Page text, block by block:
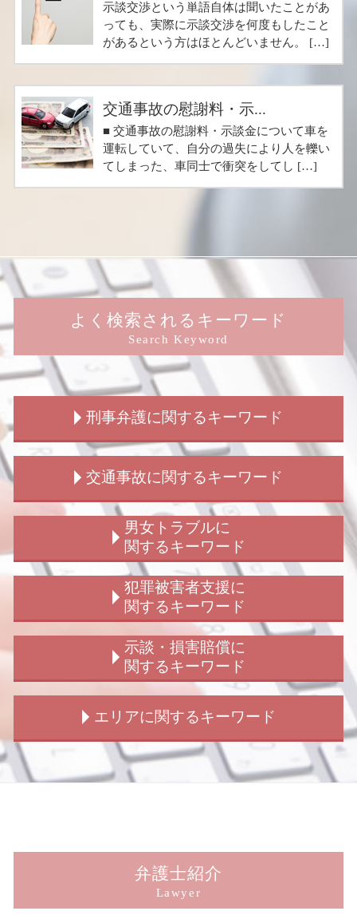
示談交渉という単語自体は聞いたことがあ
っても、実際に示談交渉を何度もしたこと
があるという方はほとんどいません。 […]
交通事故の慰謝料・示...
■ 交通事故の慰謝料・示談金について車を
運転していて、自分の過失により人を轢い
てしまった、車同士で衝突をしてし […]
よく検索されるキーワード
Search Keyword
刑事弁護に関するキーワード
刑事事件 加害者 個人情報
刑事弁護
刑事弁護 被害者
不同意性交等罪 構成要件
強盗未遂 量刑
刑事弁護 被害者対応
撮影罪 初犯
刑事弁護 どこまで
拘禁刑 わかりやすく
刑事弁護 弁護士
刑事事件 訴える
刑事事件 判決 種類
拘禁刑 懲役 違い
刑事事件 加害者 弁護士
刑事事件 時効
交通事故に関するキーワード
交通事故 示談交渉 弁護士 期間
交通事故 相手 無保険
交通事故 後遺障害
交通事故 問題
交通事故 人身
交通事故 請求額
玉突き事故 過失割合
交通事故 加害者 弁護士
交通事故 請求 物損
交通事故 解決策
交通事故 休業補償
交通事故 解決 示談
交通事故 裁判 加害者
交通事故慰謝料 弁護士
交通事故 弁護士特約
男女トラブルに
関するキーワード
男女トラブル 別れ
シェアハウス 男女トラブル
ストーカー 警察 動かない
子供の認知 裁判
ストーカー被害 男性
子供の認知 手続き
男女トラブル 相談
男女トラブル 示談金
ストーカー被害 女性
ストーカー被害 慰謝料 弁護士
ストーカー被害 弁護士
犯罪被害者支援に
関するキーワード
犯罪被害給付制度 事故
犯罪被害給付制度 詐欺
犯罪被害給付制度
強制わいせつ被害 相談
犯罪被害給付制度 法
犯罪被害給付制度 法律
横領被害 相談
犯罪被害給付制度 見直し
示談・損害賠償に
関するキーワード
示談交渉 弁護士
示談交渉 相手方
損害賠償 請求されたら
事故 示談 損害賠償
示談 損害賠償請求
損害賠償 示談 弁護士
刑事事件 示談 損害賠償
エリアに関するキーワード
新宿 痴漢 被害
新宿 不倫トラブル
新宿 子供の認知弁護士紹介
Lawyer